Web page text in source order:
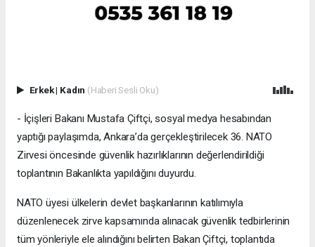
Erkek| Kadın (Haberi Sesli Oku)
- İçişleri Bakanı Mustafa Çiftçi, sosyal medya hesabından
yaptığı paylaşımda, Ankara’da gerçekleştirilecek 36. NATO
Zirvesi öncesinde güvenlik hazırlıklarının değerlendirildiği
toplantının Bakanlıkta yapıldığını duyurdu.
NATO üyesi ülkelerin devlet başkanlarının katılımıyla
düzenlenecek zirve kapsamında alınacak güvenlik tedbirlerinin
tüm yönleriyle ele alındığını belirten Bakan Çiftçi, toplantıda